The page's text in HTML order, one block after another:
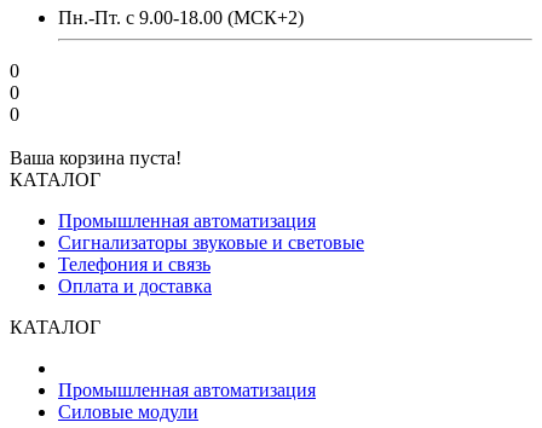
Пн.-Пт. с 9.00-18.00 (МСК+2)
0
0
0
Ваша корзина пуста!
КАТАЛОГ
Промышленная автоматизация
Сигнализаторы звуковые и световые
Телефония и связь
Оплата и доставка
КАТАЛОГ
Промышленная автоматизация
Силовые модули